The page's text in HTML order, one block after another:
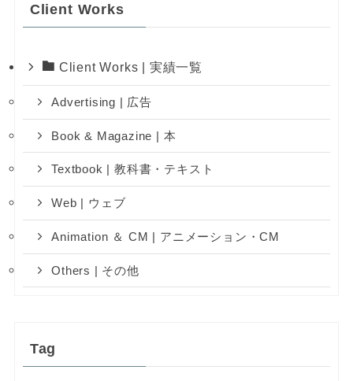
Client Works
Client Works | 実績一覧
Advertising | 広告
Book & Magazine | 本
Textbook | 教科書・テキスト
Web | ウェブ
Animation ＆ CM | アニメーション・CM
Others | その他
Tag